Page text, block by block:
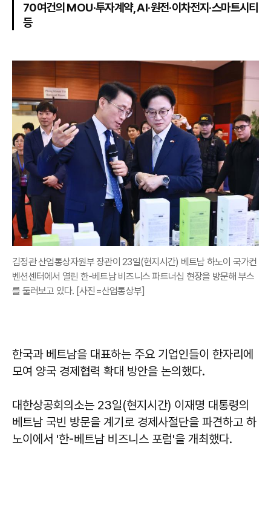
70여건의 MOU·투자계약, AI·원전·이차전지·스마트시티
등
김정관 산업통상자원부 장관이 23일(현지시간) 베트남 하노이 국가컨
벤션센터에서 열린 한-베트남 비즈니스 파트너십 현장을 방문해 부스
를 둘러보고 있다. [사진=산업통상부]
한국과 베트남을 대표하는 주요 기업인들이 한자리에
모여 양국 경제협력 확대 방안을 논의했다.
대한상공회의소는 23일(현지시간) 이재명 대통령의
베트남 국빈 방문을 계기로 경제사절단을 파견하고 하
노이에서 '한-베트남 비즈니스 포럼'을 개최했다.